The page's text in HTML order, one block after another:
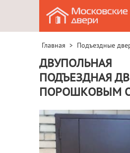
Главная > Подъездные
ДВУПОЛЬНАЯ
ПОДЪЕЗДНАЯ
ПОРОШКОВЫМ